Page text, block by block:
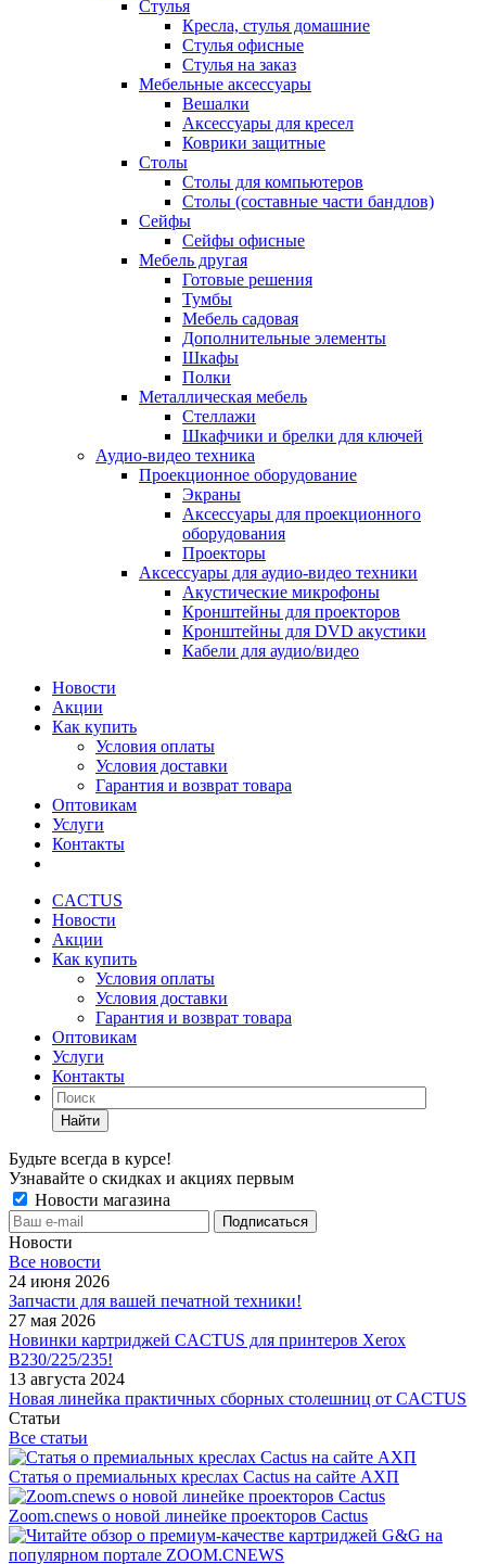
Стулья
Кресла, стулья домашние
Стулья офисные
Стулья на заказ
Мебельные аксессуары
Вешалки
Аксессуары для кресел
Коврики защитные
Столы
Столы для компьютеров
Столы (составные части бандлов)
Сейфы
Сейфы офисные
Мебель другая
Готовые решения
Тумбы
Мебель садовая
Дополнительные элементы
Шкафы
Полки
Металлическая мебель
Стеллажи
Шкафчики и брелки для ключей
Аудио-видео техника
Проекционное оборудование
Экраны
Аксессуары для проекционного
оборудования
Проекторы
Аксессуары для аудио-видео техники
Акустические микрофоны
Кронштейны для проекторов
Кронштейны для DVD акустики
Кабели для аудио/видео
Новости
Акции
Как купить
Условия оплаты
Условия доставки
Гарантия и возврат товара
Оптовикам
Услуги
Контакты
CACTUS
Новости
Акции
Как купить
Условия оплаты
Условия доставки
Гарантия и возврат товара
Оптовикам
Услуги
Контакты
Найти
Будьте всегда в курсе!
Узнавайте о скидках и акциях первым
Новости магазина
Новости
Все новости
24 июня 2026
Запчасти для вашей печатной техники!
27 мая 2026
Новинки картриджей CACTUS для принтеров Xerox
B230/225/235!
13 августа 2024
Новая линейка практичных сборных столешниц от CACTUS
Статьи
Все статьи
Статья о премиальных креслах Cactus на сайте АХП
Zoom.cnews о новой линейке проекторов Cactus